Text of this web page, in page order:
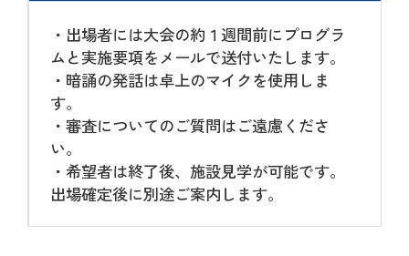
・出場者には大会の約１週間前にプログラ
ムと実施要項をメールで送付いたします。
・暗誦の発話は卓上のマイクを使用しま
す。
・審査についてのご質問はご遠慮くださ
い。
・希望者は終了後、施設見学が可能です。
出場確定後に別途ご案内します。